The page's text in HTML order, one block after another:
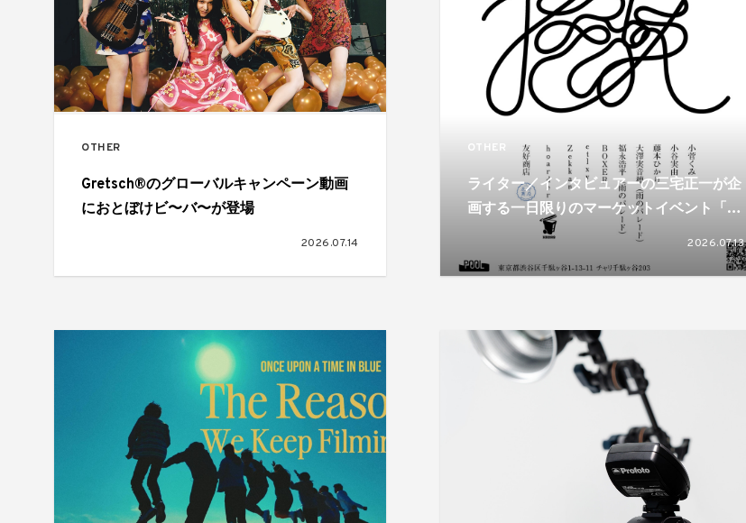
OTHER
Gretsch®のグローバルキャンペーン動画
におとぼけビ〜バ〜が登場
2026.07.14
OTHER
ライター／インタビュアーの三宅正一が企
画する一日限りのマーケットイベント「接
続市」が7月20日に開催
2026.07.13